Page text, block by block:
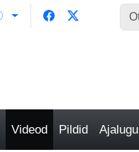
Videod Pildid Ajalugu